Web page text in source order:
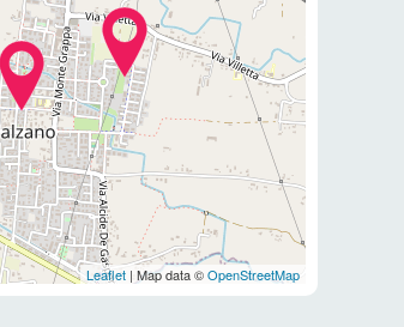
Leaflet | Map data ©OpenStreetMap